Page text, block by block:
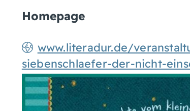
Homepage
www.literadur.de/
siebenschlaefer-der-nicht-